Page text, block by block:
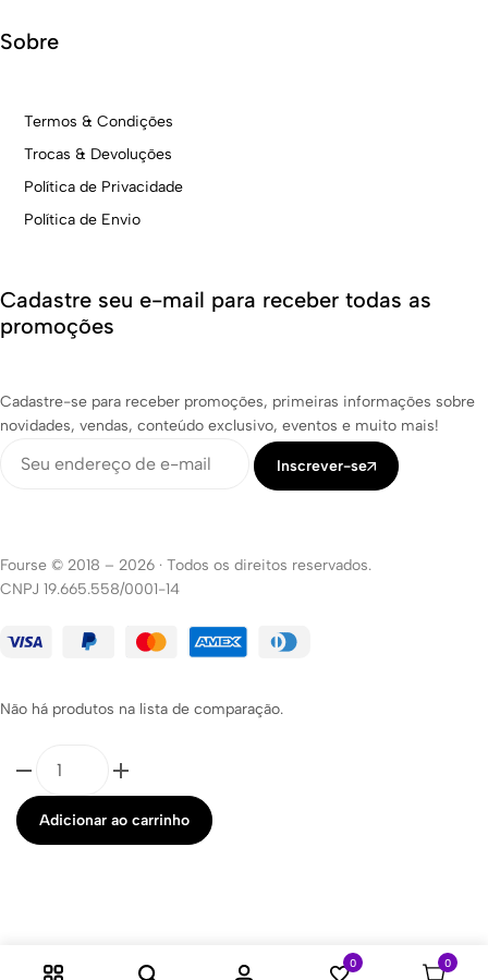
Sobre
Termos & Condições
Trocas & Devoluções
Política de Privacidade
Política de Envio
Cadastre seu e-mail para receber todas as
promoções
Cadastre-se para receber promoções, primeiras informações sobre
novidades, vendas, conteúdo exclusivo, eventos e muito mais!
Inscrever-se
Fourse © 2018 – 2026 · Todos os direitos reservados.
CNPJ 19.665.558/0001-14
0 0
Não há produtos na lista de comparação.
Adicionar ao carrinho